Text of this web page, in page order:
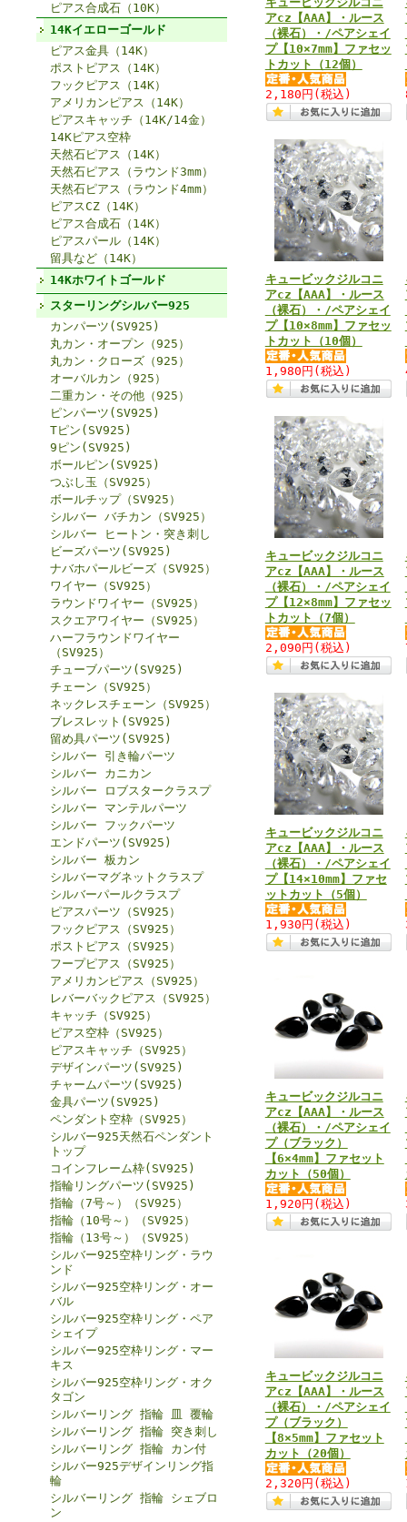
ピアス合成石（10K）
14Kイエローゴールド
ピアス金具（14K）
ポストピアス（14K）
フックピアス（14K）
アメリカンピアス（14K）
ピアスキャッチ（14K/14金）
14Kピアス空枠
天然石ピアス（14K）
天然石ピアス（ラウンド3mm）
天然石ピアス（ラウンド4mm）
ピアスCZ（14K）
ピアス合成石（14K）
ピアスパール（14K）
留具など（14K）
14Kホワイトゴールド
スターリングシルバー925
カンパーツ(SV925)
丸カン・オープン（925）
丸カン・クローズ（925）
オーバルカン（925）
二重カン・その他（925）
ピンパーツ(SV925)
Tピン(SV925)
9ピン(SV925)
ボールピン(SV925)
つぶし玉（SV925）
ボールチップ（SV925）
シルバー バチカン（SV925）
シルバー ヒートン・突き刺し
ビーズパーツ(SV925)
ナバホパールビーズ（SV925）
ワイヤー（SV925）
ラウンドワイヤー（SV925）
スクエアワイヤー（SV925）
ハーフラウンドワイヤー
（SV925）
チューブパーツ(SV925)
チェーン（SV925）
ネックレスチェーン（SV925）
ブレスレット(SV925)
留め具パーツ(SV925)
シルバー 引き輪パーツ
シルバー カニカン
シルバー ロブスタークラスプ
シルバー マンテルパーツ
シルバー フックパーツ
エンドパーツ(SV925)
シルバー 板カン
シルバーマグネットクラスプ
シルバーパールクラスプ
ピアスパーツ（SV925）
フックピアス（SV925）
ポストピアス（SV925）
フープピアス（SV925）
アメリカンピアス（SV925）
レバーバックピアス（SV925）
キャッチ（SV925）
ピアス空枠（SV925）
ピアスキャッチ（SV925）
デザインパーツ(SV925)
チャームパーツ(SV925)
金具パーツ(SV925)
ペンダント空枠（SV925）
シルバー925天然石ペンダント
トップ
コインフレーム枠(SV925)
指輪リングパーツ(SV925)
指輪（7号～）（SV925）
指輪（10号～）（SV925）
指輪（13号～）（SV925）
シルバー925空枠リング・ラウ
ンド
シルバー925空枠リング・オー
バル
シルバー925空枠リング・ペア
シェイプ
シルバー925空枠リング・マー
キス
シルバー925空枠リング・オク
タゴン
シルバーリング 指輪 皿 覆輪
シルバーリング 指輪 突き刺し
シルバーリング 指輪 カン付
シルバー925デザインリング指
輪
シルバーリング 指輪 シェブロ
ン
アcz【AAA】・ルース
（裸石）・/ペアシェイ
プ【10×7mm】ファセッ
トカット（12個）
2,180円 (税込)
キュービックジルコニ
アcz【AAA】・ルース
（裸石）・/ペアシェイ
プ【10×8mm】ファセッ
トカット（10個）
1,980円 (税込)
キュービックジルコニ
アcz【AAA】・ルース
（裸石）・/ペアシェイ
プ【12×8mm】ファセッ
トカット（7個）
2,090円 (税込)
キュービックジルコニ
アcz【AAA】・ルース
（裸石）・/ペアシェイ
プ【14×10mm】ファセ
ットカット（5個）
1,930円 (税込)
キュービックジルコニ
アcz【AAA】・ルース
（裸石）・/ペアシェイ
プ（ブラック）
【6×4mm】ファセット
カット（50個）
1,920円 (税込)
キュービックジルコニ
アcz【AAA】・ルース
（裸石）・/ペアシェイ
プ（ブラック）
【8×5mm】ファセット
カット（20個）
2,320円 (税込)